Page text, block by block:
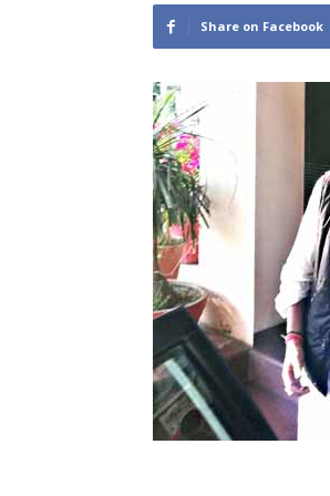
Share on Facebook